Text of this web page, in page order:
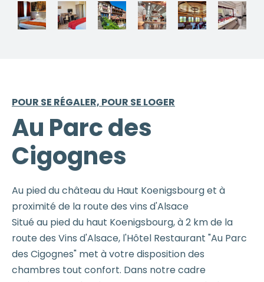
POUR SE RÉGALER, POUR SE LOGER
Au Parc des
Cigognes
Au pied du château du Haut Koenigsbourg et à
proximité de la route des vins d'Alsace
Situé au pied du haut Koenigsbourg, à 2 km de la
route des Vins d'Alsace, l'Hôtel Restaurant "Au Parc
des Cigognes" met à votre disposition des
chambres tout confort. Dans notre cadre